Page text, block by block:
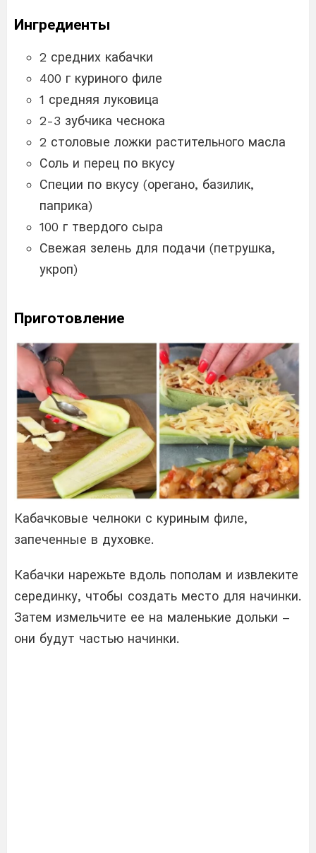
Ингредиенты
2 средних кабачки
400 г куриного филе
1 средняя луковица
2-3 зубчика чеснока
2 столовые ложки растительного масла
Соль и перец по вкусу
Специи по вкусу (орегано, базилик,
паприка)
100 г твердого сыра
Свежая зелень для подачи (петрушка,
укроп)
Приготовление
Кабачковые челноки с куриным филе,
запеченные в духовке.
Кабачки нарежьте вдоль пополам и извлеките
серединку, чтобы создать место для начинки.
Затем измельчите ее на маленькие дольки –
они будут частью начинки.